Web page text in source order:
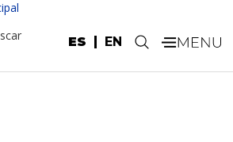
ES EN .